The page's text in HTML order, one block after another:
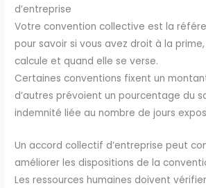
d’entreprise
Votre convention collective est la
pour savoir si vous avez droit à la
calcule et quand elle se verse.
Certaines conventions fixent un
d’autres prévoient un pourcentage du
indemnité liée au nombre de jours
Un accord collectif d’entreprise peut
améliorer les dispositions de la
Les ressources humaines doivent